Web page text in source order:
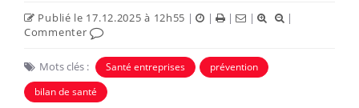
Publié le 17.12.2025 à 12h55 | | | |
|
Commenter
Mots clés : Santé entreprises
prévention
bilan de santé